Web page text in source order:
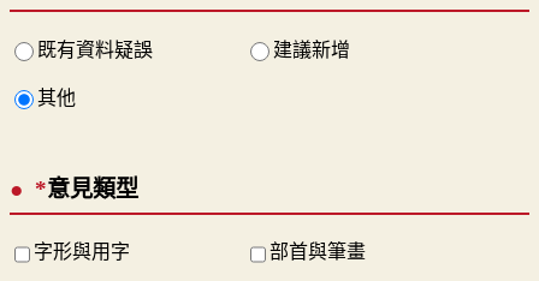
既有資料疑誤 建議新增
其他
*意見類型
字形與用字 部首與筆畫